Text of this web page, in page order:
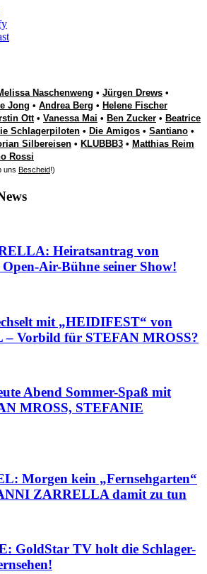
Naschenweng • Jürgen Drews •
Jong • Andrea Berg • Helene Fischer
Ott• Vanessa Mai • Ben Zucker • Beatrice
Schlagerpiloten • Die Amigos • Santiano •
Silbereisen • KLUBBB3 • Matthias Reim
Rossi
uns Bescheid!)
Heiratsantrag von
Air-Bühne seiner Show!
mit „HEIDIFEST“ von
– Vorbild für STEFAN MROSS?
Abend Sommer-Spaß mit
MROSS, STEFANIE
Morgen kein „Fernsehgarten“
ZARRELLA damit zu tun
GoldStar TV holt die Schlager-